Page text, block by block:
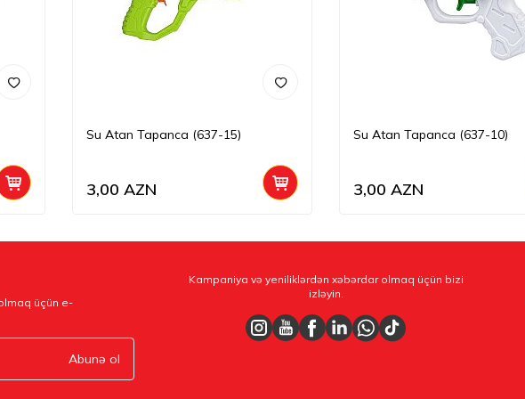
Su Atan Tapanca (637-15)
3,00 AZN
Su Atan Tapanca (637-10)
3,00 AZN
üçün e-
Abunə ol
Kampaniya və yeniliklərdən xəbərdar olmaq üçün bizi
izləyin.